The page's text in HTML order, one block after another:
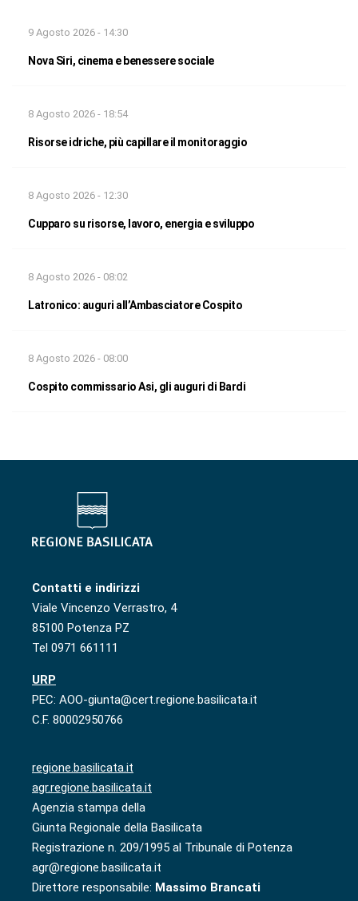
9 Agosto 2026 - 14:30
Nova Siri, cinema e benessere sociale
8 Agosto 2026 - 18:54
Risorse idriche, più capillare il monitoraggio
8 Agosto 2026 - 12:30
Cupparo su risorse, lavoro, energia e sviluppo
8 Agosto 2026 - 08:02
Latronico: auguri all’Ambasciatore Cospito
8 Agosto 2026 - 08:00
Cospito commissario Asi, gli auguri di Bardi
Contatti e indirizzi
Viale Vincenzo Verrastro, 4
85100 Potenza PZ
Tel 0971 661111
URP
PEC: AOO-giunta@cert.regione.basilicata.it
C.F. 80002950766
regione.basilicata.it
agr.regione.basilicata.it
Agenzia stampa della
Giunta Regionale della Basilicata
Registrazione n. 209/1995 al Tribunale di Potenza
agr@regione.basilicata.it
Direttore responsabile: Massimo Brancati